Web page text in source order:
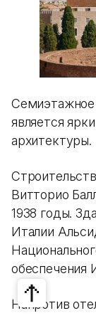
является
архитектуры.
Витторио
1938 годы.
Италии
обеспечения
Напротив